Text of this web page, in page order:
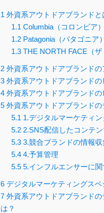
1 外資系アウトドアブランドと
1.1 Columbia（コロンビア）
1.2Patagonia（パタゴニア）
1.3THE NORTH FACE（ザ
2 外資系アウトドアブランド
3 外資系アウトドアブランド
4 外資系アウトドアブランド
5 外資系アウトドアブランド
5.1 1.デジタルマーケティ
5.22.SNS配信したコンテ
5.33.競合ブランドの情報収
5.44.予算管理
5.55.インフルエンサーに関
6 デジタルマーケティングス
7 外資系アウトドアブランド
は？